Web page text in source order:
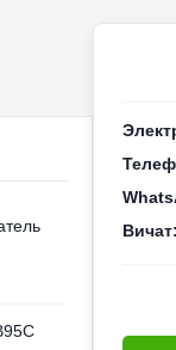
Вичат: